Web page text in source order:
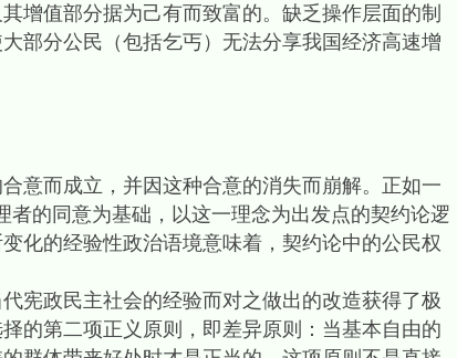
增值部分据为己有而致富的。缺乏操作层面的制
部分公民（包括乞丐）无法分享我国经济高速增
而成立，并因这种合意的消失而崩解。正如一
的同意为基础，以这一理念为出发点的契约论逻
化的经验性政治语境意味着，契约论中的公民权
政民主社会的经验而对之做出的改造获得了极
的第二项正义原则，即差异原则：当基本自由的